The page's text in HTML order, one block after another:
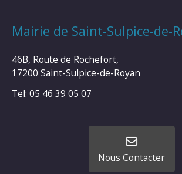
Mairie de Saint-Sulpice-de-
46B, Route de Rochefort,
17200 Saint-Sulpice-de-Royan
Tel: 05 46 39 05 07
Nous Contacter